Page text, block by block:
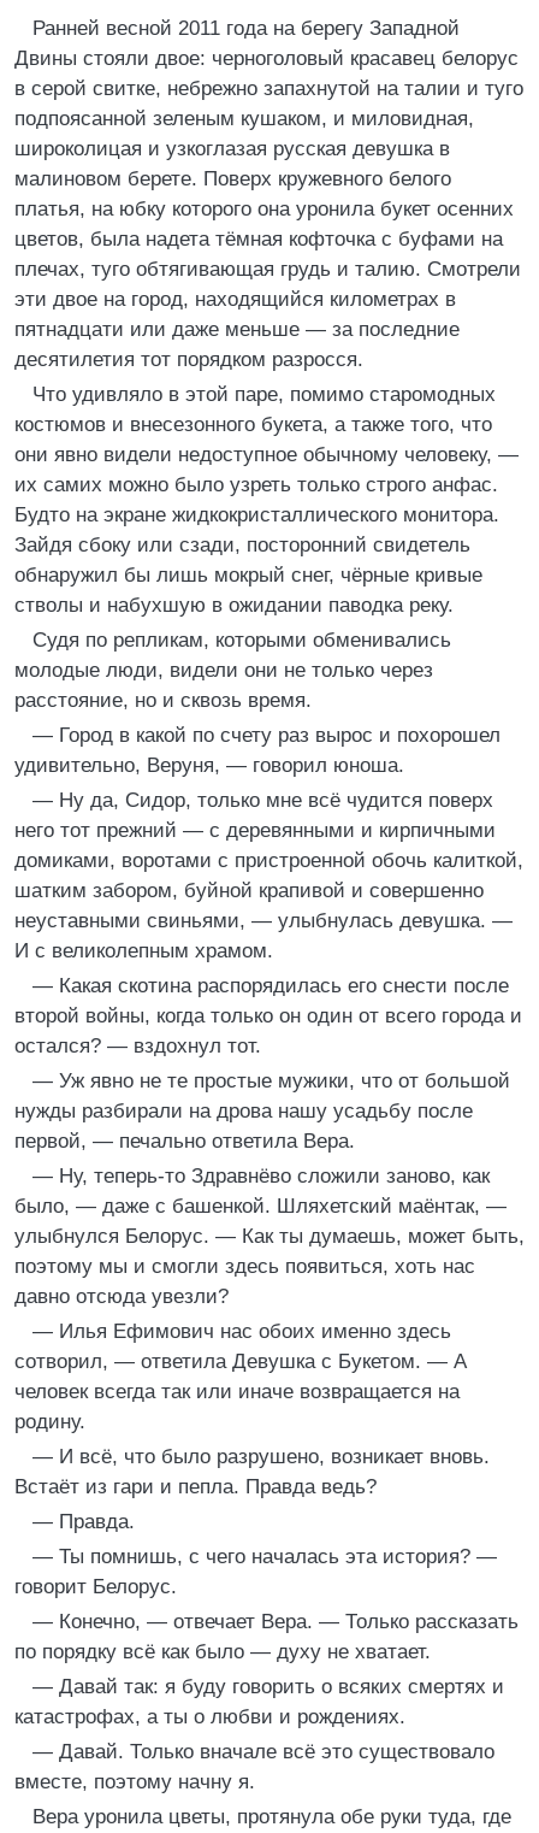
Ранней весной 2011 года на берегу Западной
Двины стояли двое: черноголовый красавец белорус
в серой свитке, небрежно запахнутой на талии и туго
подпоясанной зеленым кушаком, и миловидная,
широколицая и узкоглазая русская девушка в
малиновом берете. Поверх кружевного белого
платья, на юбку которого она уронила букет осенних
цветов, была надета тёмная кофточка с буфами на
плечах, туго обтягивающая грудь и талию. Смотрели
эти двое на город, находящийся километрах в
пятнадцати или даже меньше — за последние
десятилетия тот порядком разросся.
Что удивляло в этой паре, помимо старомодных
костюмов и внесезонного букета, а также того, что
они явно видели недоступное обычному человеку, —
их самих можно было узреть только строго анфас.
Будто на экране жидкокристаллического монитора.
Зайдя сбоку или сзади, посторонний свидетель
обнаружил бы лишь мокрый снег, чёрные кривые
стволы и набухшую в ожидании паводка реку.
Судя по репликам, которыми обменивались
молодые люди, видели они не только через
расстояние, но и сквозь время.
— Город в какой по счету раз вырос и похорошел
удивительно, Веруня, — говорил юноша.
— Ну да, Сидор, только мне всё чудится поверх
него тот прежний — с деревянными и кирпичными
домиками, воротами с пристроенной обочь калиткой,
шатким забором, буйной крапивой и совершенно
неуставными свиньями, — улыбнулась девушка. —
И с великолепным храмом.
— Какая скотина распорядилась его снести после
второй войны, когда только он один от всего города и
остался? — вздохнул тот.
— Уж явно не те простые мужики, что от большой
нужды разбирали на дрова нашу усадьбу после
первой, — печально ответила Вера.
— Ну, теперь-то Здравнёво сложили заново, как
было, — даже с башенкой. Шляхетский маёнтак, —
улыбнулся Белорус. — Как ты думаешь, может быть,
поэтому мы и смогли здесь появиться, хоть нас
давно отсюда увезли?
— Илья Ефимович нас обоих именно здесь
сотворил, — ответила Девушка с Букетом. — А
человек всегда так или иначе возвращается на
родину.
— И всё, что было разрушено, возникает вновь.
Встаёт из гари и пепла. Правда ведь?
— Правда.
— Ты помнишь, с чего началась эта история? —
говорит Белорус.
— Конечно, — отвечает Вера. — Только рассказать
по порядку всё как было — духу не хватает.
— Давай так: я буду говорить о всяких смертях и
катастрофах, а ты о любви и рождениях.
— Давай. Только вначале всё это существовало
вместе, поэтому начну я.
Вера уронила цветы, протянула обе руки туда, где